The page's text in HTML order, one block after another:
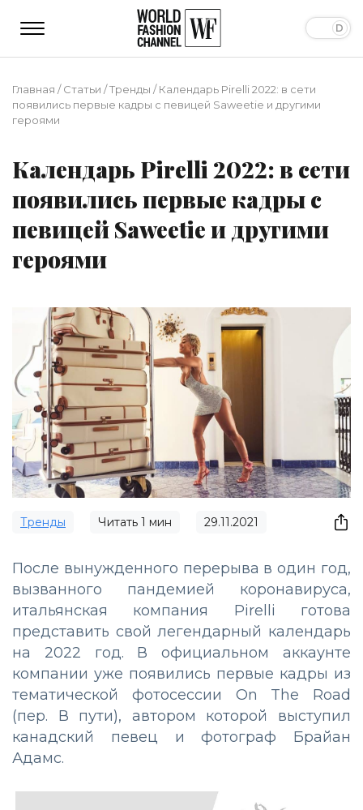
Главная /Статьи /Тренды /Календарь Pirelli 2022: в сети
появились первые кадры с певицей Saweetie и другими
героями
Календарь Pirelli 2022: в сети
появились первые кадры с
певицей Saweetie и другими
героями
Тренды Читать 1 мин 29.11.2021
После вынужденного перерыва в один год,
вызванного пандемией коронавируса,
итальянская компания Pirelli готова
представить свой легендарный календарь
на 2022 год. В официальном аккаунте
компании уже появились первые кадры из
тематической фотосессии On The Road
(пер. В пути), автором которой выступил
канадский певец и фотограф Брайан
Адамс.